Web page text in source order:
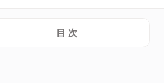
目 次